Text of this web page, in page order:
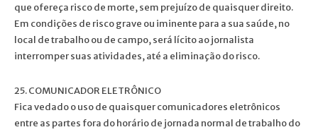
que ofereça risco de morte, sem prejuízo de quaisquer direito.
Em condições de risco grave ou iminente para a sua saúde, no
local de trabalho ou de campo, será lícito ao jornalista
interromper suas atividades, até a eliminação do risco.
25. COMUNICADOR ELETRÔNICO
Fica vedado o uso de quaisquer comunicadores eletrônicos
entre as partes fora do horário de jornada normal de trabalho do